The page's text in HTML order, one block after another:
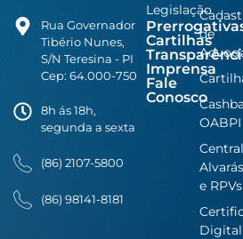
Rua Governador
Tibério Nunes,
S/N Teresina - PI
Cep: 64.000-750
8h ás 18h,
segunda a sexta
(86) 2107-5800
(86) 98141-8181
Legislação
Cartilhas
Imprensa
Fale
Conosco
de
OABPI
Central
Alvarás
e RPVs
Digital